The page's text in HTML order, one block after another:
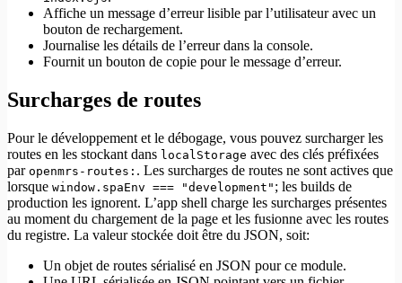
Affiche un message d’erreur lisible par l’utilisateur avec un
bouton de rechargement.
Journalise les détails de l’erreur dans la console.
Fournit un bouton de copie pour le message d’erreur.
Surcharges de routes
Pour le développement et le débogage, vous pouvez surcharger les
routes en les stockant dans localStorage avec des clés préfixées
par openmrs-routes: . Les surcharges de routes ne sont actives que
lorsque window.spaEnv === "development" ; les builds de
production les ignorent. L’app shell charge les surcharges présentes
au moment du chargement de la page et les fusionne avec les routes
du registre. La valeur stockée doit être du JSON, soit:
Un objet de routes sérialisé en JSON pour ce module.